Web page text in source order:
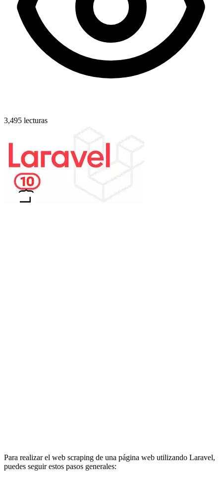
3,495 lecturas
Para realizar el web scraping de una página web utilizando Laravel,
puedes seguir estos pasos generales: